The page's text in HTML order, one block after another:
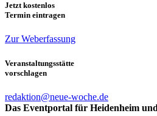
Jetzt kostenlos
Termin eintragen
Zur Weberfassung
Veranstaltungsstätte
vorschlagen
redaktion@neue-woche.de
Das Eventportal für Heidenheim